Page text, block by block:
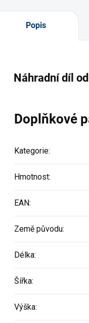
Popis
Náhradní díl
Doplňkové
Kategorie:
Hmotnost:
EAN:
Země původu:
Délka:
Šířka:
Výška: